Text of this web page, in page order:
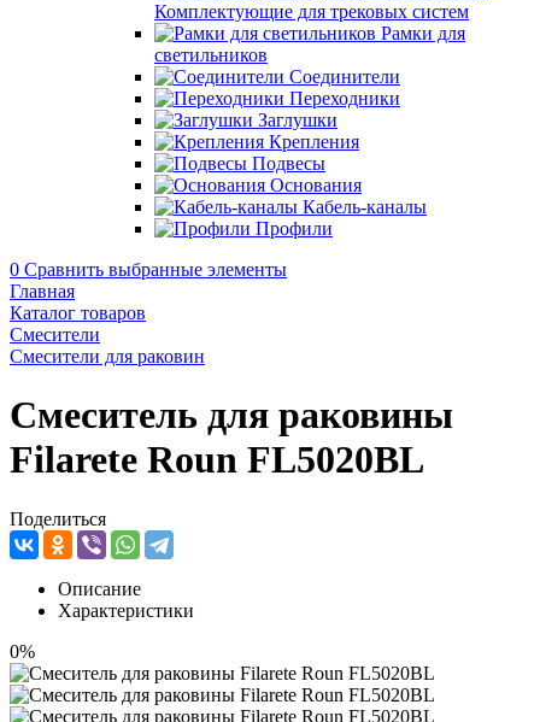
Комплектующие для трековых систем
Рамки для
светильников
Соединители
Переходники
Заглушки
Крепления
Подвесы
Основания
Кабель-каналы
Профили
0 Сравнить выбранные элементы
Главная
Каталог товаров
Смесители
Смесители для раковин
Смеситель для раковины
Filarete Roun FL5020BL
Поделиться
Описание
Характеристики
0%